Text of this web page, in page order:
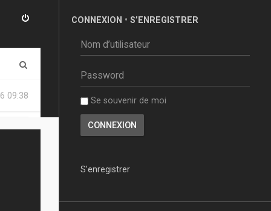
09:38
CONNEXION • S’ENREGISTRER
Se souvenir de moi
S’enregistrer